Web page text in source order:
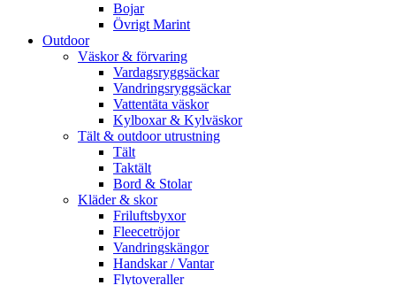
Bojar
Övrigt Marint
Outdoor
Väskor & förvaring
Vardagsryggsäckar
Vandringsryggsäckar
Vattentäta väskor
Kylboxar & Kylväskor
Tält & outdoor utrustning
Tält
Taktält
Bord & Stolar
Kläder & skor
Friluftsbyxor
Fleecetröjor
Vandringskängor
Handskar / Vantar
Flytoveraller